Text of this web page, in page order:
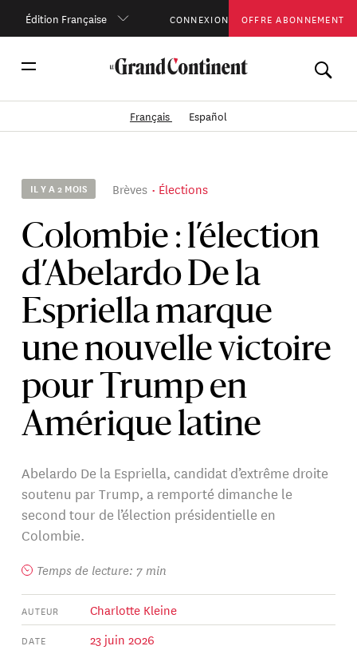
Édition Française CONNEXION OFFRE ABONNEMENT
Français Español
IL Y A 2 MOIS Brèves Élections
Colombie : l’élection
d’Abelardo De la
Espriella marque
une nouvelle victoire
pour Trump en
Amérique latine
Abelardo De la Espriella, candidat d’extrême droite
soutenu par Trump, a remporté dimanche le
second tour de l’élection présidentielle en
Colombie.
Temps de lecture: 7 min
AUTEUR Charlotte Kleine
DATE 23 juin 2026